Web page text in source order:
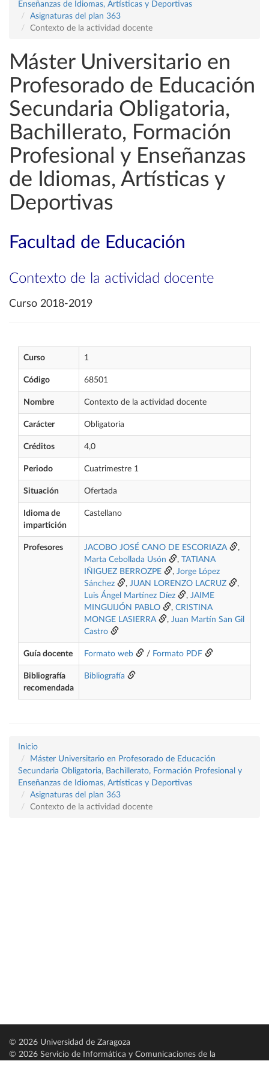
Enseñanzas de Idiomas, Artísticas y Deportivas
Asignaturas del plan 363
Contexto de la actividad docente
Máster Universitario en
Profesorado de Educación
Secundaria Obligatoria,
Bachillerato, Formación
Profesional y Enseñanzas
de Idiomas, Artísticas y
Deportivas
Facultad de Educación
Contexto de la actividad docente
Curso 2018-2019
Curso 1
Código 68501
Nombre Contexto de la actividad docente
Carácter Obligatoria
Créditos 4,0
Periodo Cuatrimestre 1
Situación Ofertada
Idioma de
impartición
Castellano
Profesores JACOBO JOSÉ CANO DE ESCORIAZA
,
Marta Cebollada Usón
,
TATIANA
IÑIGUEZ BERROZPE
, Jorge López
Sánchez
, JUAN LORENZO LACRUZ
,
Luis Ángel Martínez Díez
, JAIME
MINGUIJÓN PABLO
, CRISTINA
MONGE LASIERRA
, Juan Martín San Gil
Castro
Guía docente Formato web / Formato PDF
Bibliografía
recomendada
Bibliografía
Inicio
Máster Universitario en Profesorado de Educación
Secundaria Obligatoria, Bachillerato, Formación Profesional y
Enseñanzas de Idiomas, Artísticas y Deportivas
Asignaturas del plan 363
Contexto de la actividad docente
© 2026 Universidad de Zaragoza
© 2026 Servicio de Informática y Comunicaciones de la